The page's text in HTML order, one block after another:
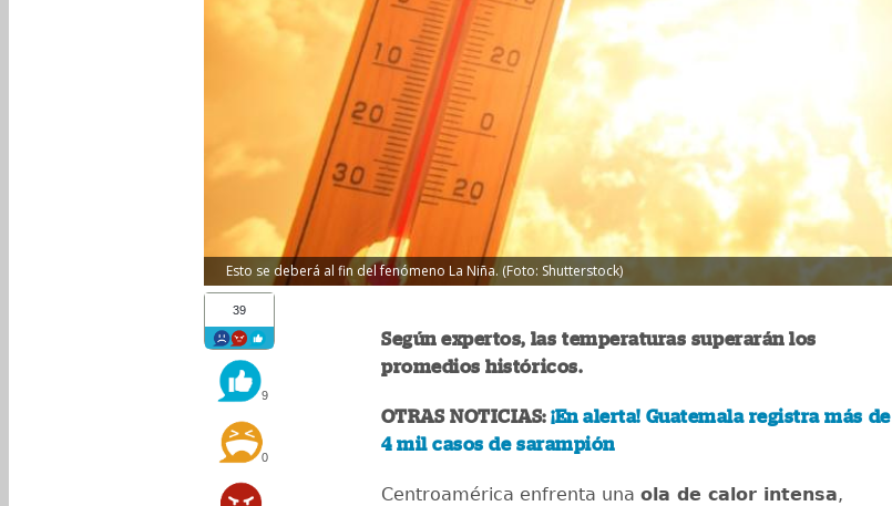
Esto se deberá al fin del fenómeno La Niña. (Foto: Shutterstock)
39
9
0
Según expertos, las temperaturas superarán los
promedios históricos.
OTRAS NOTICIAS:¡En alerta! Guatemala registra más de
4 mil casos de sarampión
Centroamérica enfrenta una ola de calor intensa,